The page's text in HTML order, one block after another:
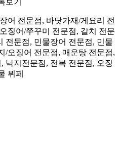
보기
어 전문점, 바닷가재/게요리 전
징어/쭈꾸미 전문점, 갈치 전문
전문점, 민물장어 전문점, 민물
/오징어 전문점, 매운탕 전문점,
낙지전문점, 전복 전문점, 오징
뷔페